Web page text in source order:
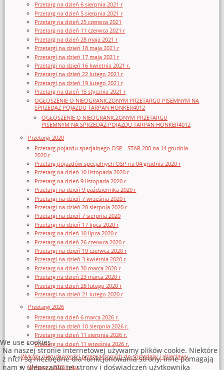
Przetarg na dzień 6 sierpnia 2021 r
Przetarg na dzień 5 sierpnia 2021 r
Przetarg na dzień 25 czerwca 2021
Przetarg na dzień 11 czerwca 2021 r
Przetarg na dzień 28 maja 2021 r
Przetargi na dzień 18 maja 2021 r
Przetargi na dzień 17 maja 2021 r
Przetargi na dzień 16 kwietnia 2021 r.
Przetargi na dzień 22 lutego 2021 r
Przetargi na dzień 19 lutego 2021 r
Przetarg na dzień 15 stycznia 2021 r
OGŁOSZENIE O NIEOGRANICZONYM PRZETARGU PISEMNYM NA
SPRZEDAŻ POJAZDU TARPAN HONKER4012
OGŁOSZENIE O NIEOGRANICZONYM PRZETARGU
PISEMNYM NA SPRZEDAŻ POJAZDU TARPAN HONKER4012
Przetargi 2020
Przetarg pojazdu specjalnego OSP - STAR 200 na 14 grudnia
2020 r
Przetarg pojazdów specjalnych OSP na 04 grudnia 2020 r
Przetarg na dzień 10 listopada 2020 r
Przetarg na dzień 9 listopada 2020 r
Przetargi na dzień 9 października 2020 r
Przetargi na dzień 7 września 2020 r
Przetargi na dzień 28 sierpnia 2020 r
Przetargi na dzień 7 sierpnia 2020
Przetargi na dzień 17 lipca 2020 r
Przetarg na dzień 10 lipca 2020 r
Przetarg na dzień 26 czerwca 2020 r
Przetargi na dzień 19 czerwca 2020 r
Przetargi na dzień 3 kwietnia 2020 r
Przetarg na dzień 30 marca 2020 r
Przetarg na dzień 23 marca 2020 r
Przetarg na dzień 28 lutego 2020 r
Przetargi na dzień 21 lutego 2020 r
Przetargi 2026
Przetarg na dzień 6 marca 2026 r.
Przetargi na dzień 10 sierpnia 2026 r.
Przetarg na dzień 11 sierpnia 2026 r.
Przetarg na dzień 11 września 2026 r.
Wykazy nieruchomości przeznaczonych do sprzedaży i dzierżawy
Wykazy z 2026 roku
We use cookies
Na naszej stronie internetowej używamy plików cookie. Niektóre
z nich są niezbędne dla funkcjonowania strony, inne pomagają
nam w ulepszaniu tej strony i doświadczeń użytkownika